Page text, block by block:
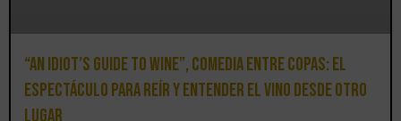
“An Idiot’s Guide to Wine”, comedia entre copas: el
espectáculo para reír y entender el vino desde otro
lugar